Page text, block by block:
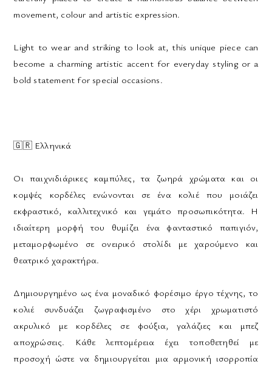
movement, colour and artistic expression.
Light to wear and striking to look at, this unique piece can
become a charming artistic accent for everyday styling or a
bold statement for special occasions.
🇬🇷 Ελληνικά
Οι παιχνιδιάρικες καμπύλες, τα ζωηρά χρώματα και οι
κομψές κορδέλες ενώνονται σε ένα κολιέ που μοιάζει
εκφραστικό, καλλιτεχνικό και γεμάτο προσωπικότητα. Η
ιδιαίτερη μορφή του θυμίζει ένα φανταστικό παπιγιόν,
μεταμορφωμένο σε ονειρικό στολίδι με χαρούμενο και
θεατρικό χαρακτήρα.
Δημιουργημένο ως ένα μοναδικό φορέσιμο έργο τέχνης, το
κολιέ συνδυάζει ζωγραφισμένο στο χέρι χρωματιστό
ακρυλικό με κορδέλες σε φούξια, γαλάζιες και μπεζ
αποχρώσεις. Κάθε λεπτομέρεια έχει τοποθετηθεί με
προσοχή ώστε να δημιουργείται μια αρμονική ισορροπία